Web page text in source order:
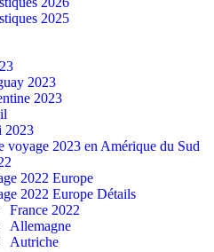
2025
2023
2023
2023
voyage 2023 en Amérique du Sud
2022 Europe
2022 Europe Détails
France 2022
Allemagne
Autriche